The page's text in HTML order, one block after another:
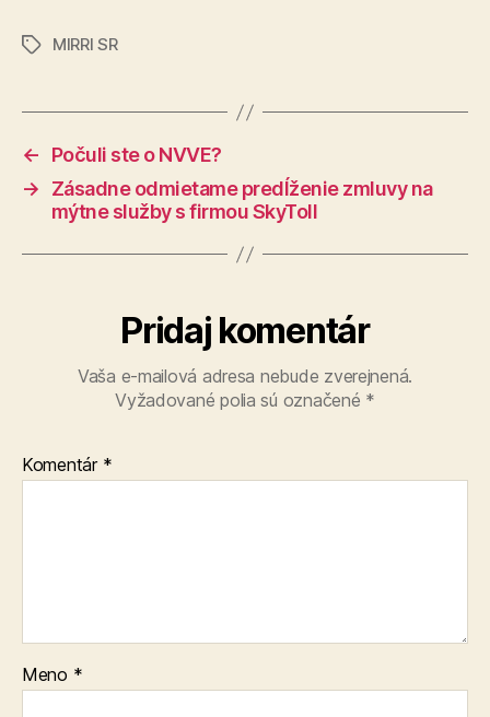
ZnačkyMIRRI SR
←
Počuli ste o NVVE?
→
Zásadne odmietame predĺženie zmluvy na
mýtne služby s firmou SkyToll
Pridaj komentár
Vaša e-mailová adresa nebude zverejnená.
Vyžadované polia sú označené *
Komentár *
Meno *